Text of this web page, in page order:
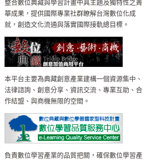
整合數位典藏與學習計畫中具主題及獨特性之菁
華成果，提供國際專業社群瞭解台灣數位化成
就，創造文化流通與落實國際接軌總目標。
本平台主要為典藏創意產業建構一個資源集中、
法律諮詢、創意分享、資訊交流、專業互助、合
作結盟、與商機無限的空間。
負責數位學習產業的品質把關，確保數位學習產